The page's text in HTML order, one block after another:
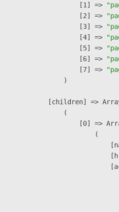
                    [1] =>
                    [2] =>
                    [3] =>
                    [4] =>
                    [5] =>
                    [6] =>
                    [7] =>
                )
[children] =>
                (
[0] =>
                        (